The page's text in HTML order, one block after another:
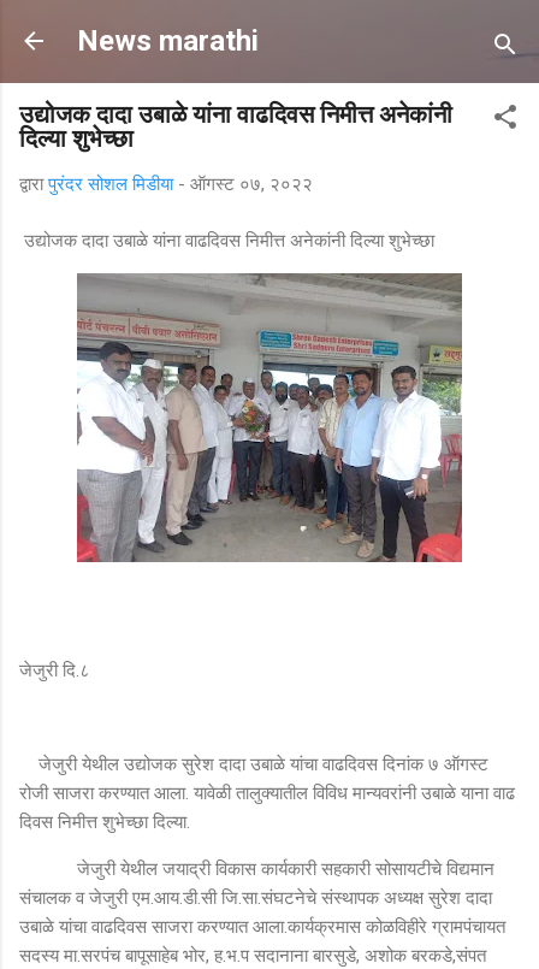
मुख्य सामग्रीवर वगळा
News marathi
उद्योजक दादा उबाळे यांना वाढदिवस निमीत्त अनेकांनी
दिल्या शुभेच्छा
द्वारापुरंदर सोशल मिडीया - ऑगस्ट ०७, २०२२
उद्योजक दादा उबाळे यांना वाढदिवस निमीत्त अनेकांनी दिल्या शुभेच्छा
जेजुरी दि.८
जेजुरी येथील उद्योजक सुरेश दादा उबाळे यांचा वाढदिवस दिनांक ७ ऑगस्ट
रोजी साजरा करण्यात आला. यावेळी तालुक्यातील विविध मान्यवरांनी उबाळे याना वाढ
दिवस निमीत्त शुभेच्छा दिल्या.
जेजुरी येथील जयाद्री विकास कार्यकारी सहकारी सोसायटीचे विद्यमान
संचालक व जेजुरी एम.आय.डी.सी जि.सा.संघटनेचे संस्थापक अध्यक्ष सुरेश दादा
उबाळे यांचा वाढदिवस साजरा करण्यात आला.कार्यक्रमास कोळविहीरे ग्रामपंचायत
सदस्य मा.सरपंच बापूसाहेब भोर, ह.भ.प सदानाना बारसुडे, अशोक बरकडे,संपत